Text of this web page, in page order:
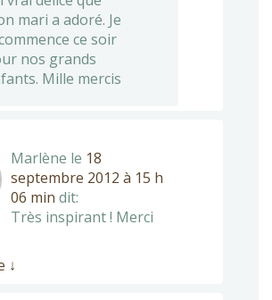
mari a adoré. Je
ce soir
nos grands
Mille mercis
Marlène le 18
septembre 2012 à 15 h
06 min dit:
Très inspirant ! Merci
↓